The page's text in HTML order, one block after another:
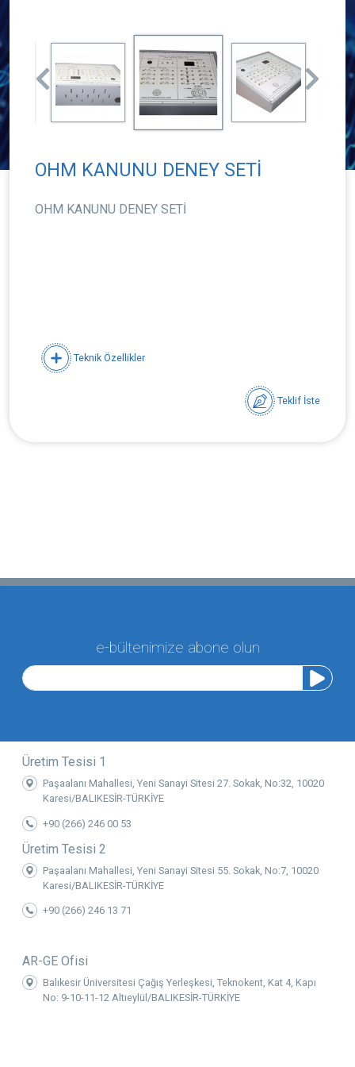
OHM KANUNU DENEY SETİ
OHM KANUNU DENEY SETİ
Teknik Özellikler
Teklif İste
e-bültenimize abone olun
Üretim Tesisi 1
Paşaalanı Mahallesi, Yeni Sanayi Sitesi 27. Sokak, No:32, 10020
Karesi/BALIKESİR-TÜRKİYE
+90 (266) 246 00 53
Üretim Tesisi 2
Paşaalanı Mahallesi, Yeni Sanayi Sitesi 55. Sokak, No:7, 10020
Karesi/BALIKESİR-TÜRKİYE
+90 (266) 246 13 71
AR-GE Ofisi
Balıkesir Üniversitesi Çağış Yerleşkesi, Teknokent, Kat 4, Kapı
No: 9-10-11-12 Altıeylül/BALIKESİR-TÜRKİYE